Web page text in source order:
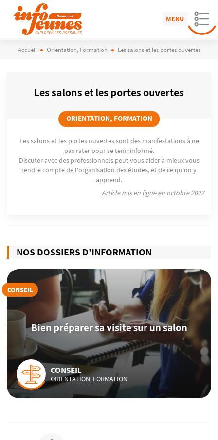
MENU
Accueil Orientation, Formation Les salons et les portes ouvertes
Les salons et les portes ouvertes
ORIENTATION, FORMATION
Les salons et les portes ouvertes sont des manifestations à ne
pas rater pour se tenir informé.
Discuter avec des professionnels peut vous aider à mieux vous
rendre compte de l'organisation des études, et de ce qu'on y
apprend.
Article mis en ligne en octobre 2022
NOS DOSSIERS D'INFORMATION
CONSEIL
Bien préparer sa visite sur un salon
CONSEIL
ORIENTATION, FORMATION